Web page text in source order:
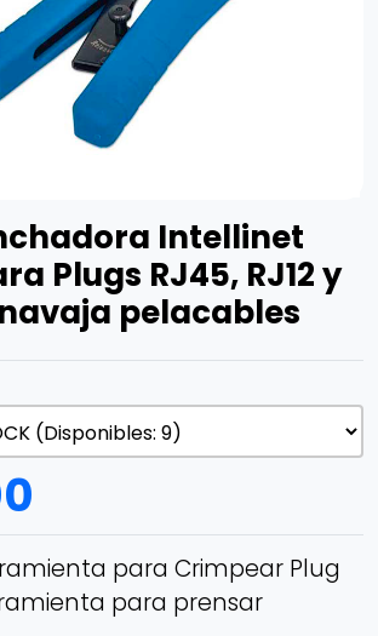
Intellinet
Plugs RJ45, RJ12 y
navaja pelacables
para Crimpear Plug
para prensar